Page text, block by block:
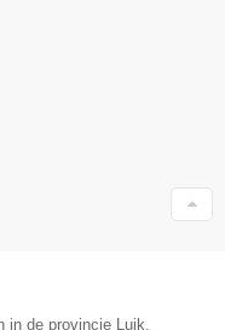
in de provincie Luik.